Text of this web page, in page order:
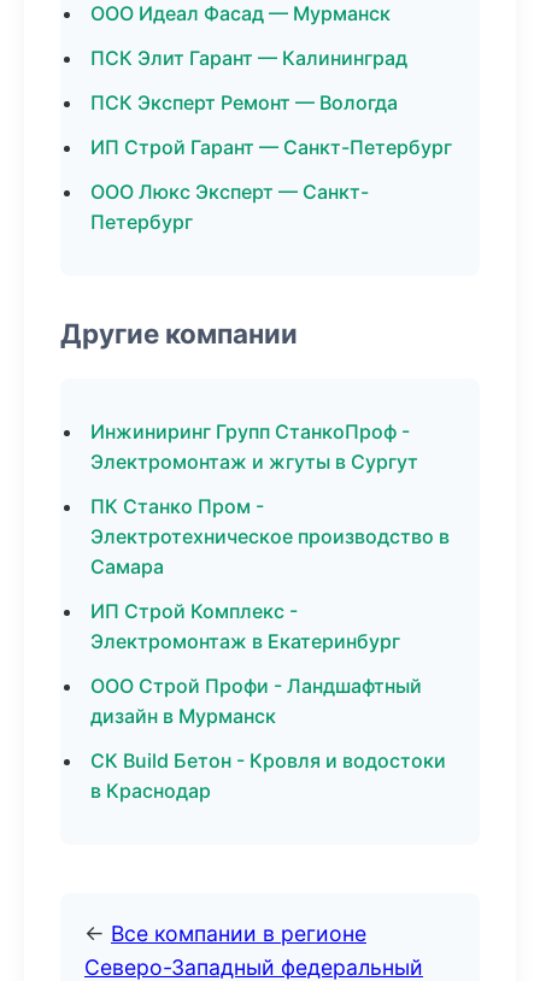
ООО Идеал Фасад — Мурманск
ПСК Элит Гарант — Калининград
ПСК Эксперт Ремонт — Вологда
ИП Строй Гарант — Санкт-Петербург
ООО Люкс Эксперт — Санкт-
Петербург
Другие компании
Инжиниринг Групп СтанкоПроф -
Электромонтаж и жгуты в Сургут
ПК Станко Пром -
Электротехническое производство в
Самара
ИП Строй Комплекс -
Электромонтаж в Екатеринбург
ООО Строй Профи - Ландшафтный
дизайн в Мурманск
СК Build Бетон - Кровля и водостоки
в Краснодар
← Все компании в регионе
Северо-Западный федеральный